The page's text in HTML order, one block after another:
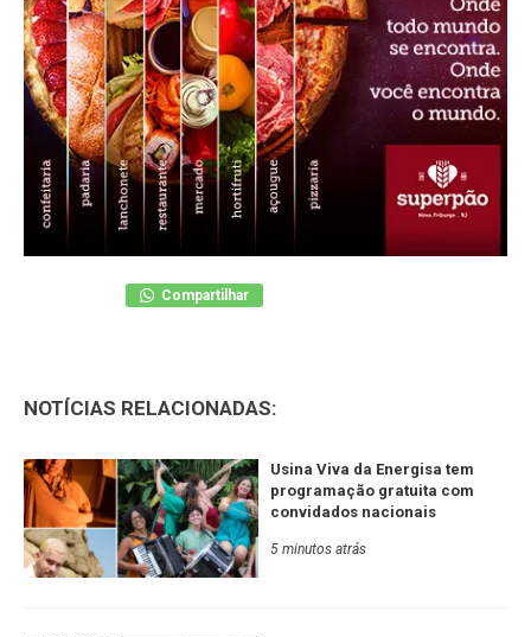
Compartilhar
NOTÍCIAS RELACIONADAS:
Usina Viva da Energisa tem
programação gratuita com
convidados nacionais
5 minutos atrás